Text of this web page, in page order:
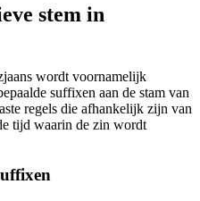
stem in
wordt voornamelijk
suffixen aan de stam van
regels die afhankelijk zijn van
tijd waarin de zin wordt